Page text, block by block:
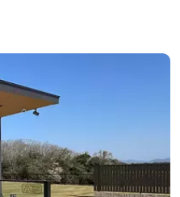
。 ホテル名
の主の館を...